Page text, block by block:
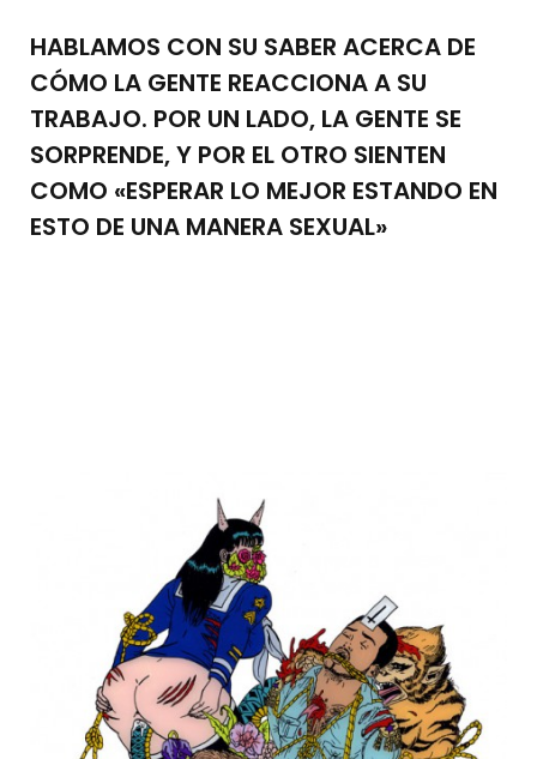
HABLAMOS CON SU SABER ACERCA DE
CÓMO LA GENTE REACCIONA A SU
TRABAJO. POR UN LADO, LA GENTE SE
SORPRENDE, Y POR EL OTRO SIENTEN
COMO «ESPERAR LO MEJOR ESTANDO EN
ESTO DE UNA MANERA SEXUAL»